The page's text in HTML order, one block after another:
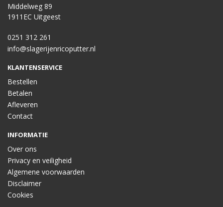
Middelweg 89
1911EC Uitgeest
0251 312 261
info@slagerijenricoputter.nl
KLANTENSERVICE
Bestellen
Betalen
Afleveren
Contact
INFORMATIE
Over ons
Privacy en veiligheid
Algemene voorwaarden
Disclaimer
Cookies